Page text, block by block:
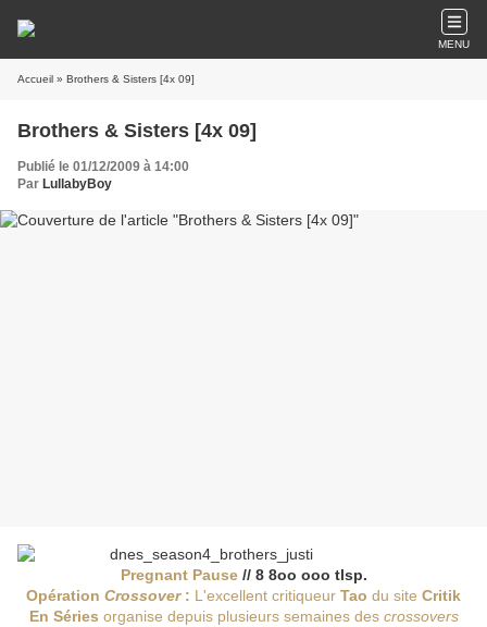
MENU
Accueil » Brothers & Sisters [4x 09]
Brothers & Sisters [4x 09]
Publié le 01/12/2009 à 14:00
Par LullabyBoy
Pregnant Pause// 8 8oo ooo tlsp.
Opération Crossover: L'excellent critiqueur Tao du site Critik
En Séries organise depuis plusieurs semaines des crossovers